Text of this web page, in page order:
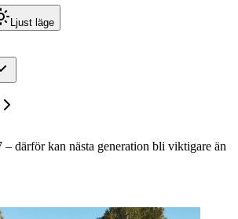
Ljust läge
därför kan nästa generation bli viktigare än